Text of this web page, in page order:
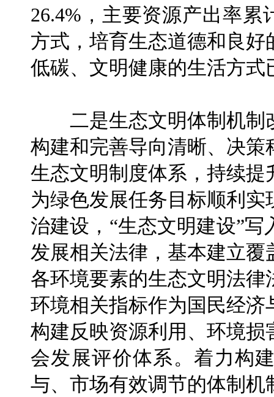
26.4%，主要资源产出率累
方式，培育生态道德和良
低碳、文明健康的生活方式
二是生态文明体制机制
构建和完善导向清晰、决
生态文明制度体系，持续
为绿色发展任务目标顺利
治建设，“生态文明建设”
发展相关法律，基本建立
各环境要素的生态文明法
环境相关指标作为国民经
构建反映资源利用、环境
会发展评价体系。着力构
与、市场有效调节的体制